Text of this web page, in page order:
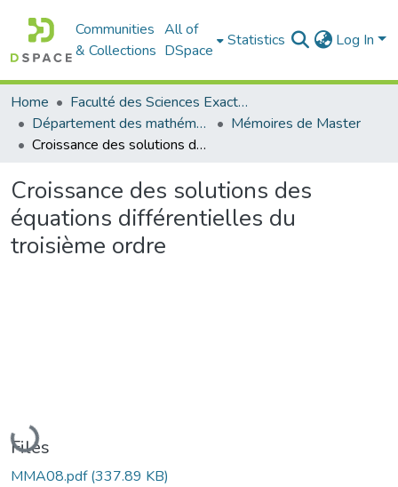
Communities
& Collections
All of
DSpace
Statistics Log In
Home
Faculté des Sciences Exactes et de l'Informatique
Département des mathématiques et informatique
Mémoires de Master
Croissance des solutions des équations différentielles du troisième ordre
Croissance des solutions des
équations différentielles du
troisième ordre
Loading...
Files
MMA08.pdf(337.89 KB)